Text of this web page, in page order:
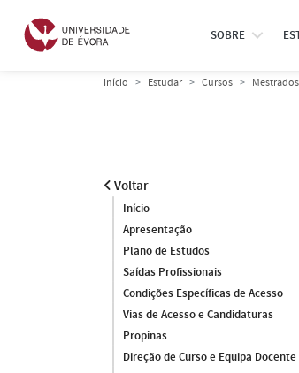
SOBRE
Início Estudar Cursos Mestrados
Voltar
Início
Apresentação
Plano de Estudos
Saídas Profissionais
Condições Específicas de Acesso
Vias de Acesso e Candidaturas
Propinas
Direção de Curso e Equipa Docente